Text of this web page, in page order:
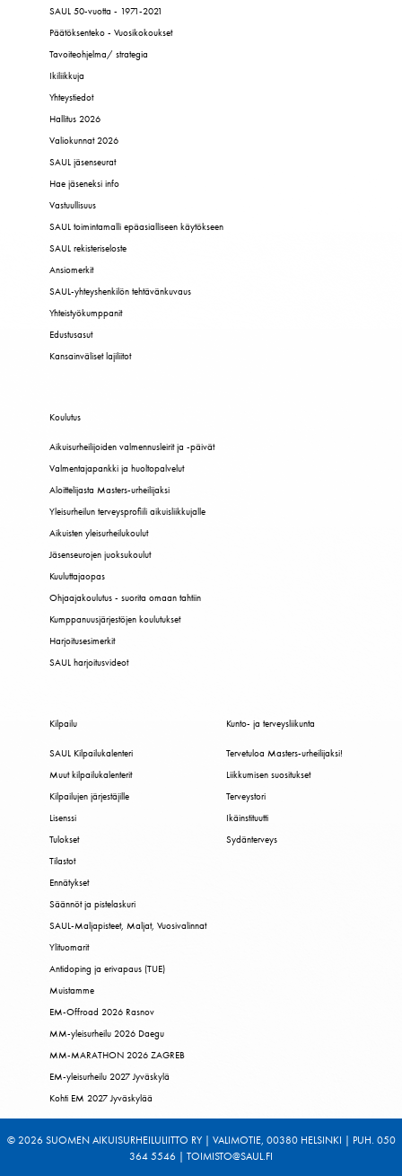
SAUL 50-vuotta - 1971-2021
Päätöksenteko - Vuosikokoukset
Tavoiteohjelma/ strategia
Ikiliikkuja
Yhteystiedot
Hallitus 2026
Valiokunnat 2026
SAUL jäsenseurat
Hae jäseneksi info
Vastuullisuus
SAUL toimintamalli epäasialliseen käytökseen
SAUL rekisteriseloste
Ansiomerkit
SAUL-yhteyshenkilön tehtävänkuvaus
Yhteistyökumppanit
Edustusasut
Kansainväliset lajiliitot
Koulutus
Aikuisurheilijoiden valmennusleirit ja -päivät
Valmentajapankki ja huoltopalvelut
Aloittelijasta Masters-urheilijaksi
Yleisurheilun terveysprofiili aikuisliikkujalle
Aikuisten yleisurheilukoulut
Jäsenseurojen juoksukoulut
Kuuluttajaopas
Ohjaajakoulutus - suorita omaan tahtiin
Kumppanuusjärjestöjen koulutukset
Harjoitusesimerkit
SAUL harjoitusvideot
Kilpailu
SAUL Kilpailukalenteri
Muut kilpailukalenterit
Kilpailujen järjestäjille
Lisenssi
Tulokset
Tilastot
Ennätykset
Säännöt ja pistelaskuri
SAUL-Maljapisteet, Maljat, Vuosivalinnat
Ylituomarit
Antidoping ja erivapaus (TUE)
Muistamme
EM-Offroad 2026 Rasnov
MM-yleisurheilu 2026 Daegu
MM-MARATHON 2026 ZAGREB
EM-yleisurheilu 2027 Jyväskylä
Kohti EM 2027 Jyväskylää
Kunto- ja terveysliikunta
Tervetuloa Masters-urheilijaksi!
Liikkumisen suositukset
Terveystori
Ikäinstituutti
Sydänterveys
© 2026 SUOMEN AIKUISURHEILULIITTO RY | VALIMOTIE, 00380 HELSINKI | PUH. 050
364 5546 | TOIMISTO@SAUL.FI